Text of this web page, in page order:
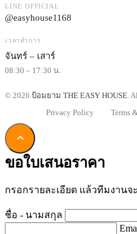
LINE OFFICIAL
@easyhouse1168
เวลาทำการ
จันทร์ – เสาร์
08:30 – 17:30 น.
© 2026 ป้อมยาม THE EASY HOUSE.
Privacy Policy
Terms
ขอใบเสนอราคา
กรอกรายละเอียด แล้วทีมงาน
ชื่อ - นามสกุล